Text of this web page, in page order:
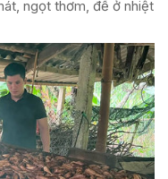
ngọt thơm, để ở nhiệt